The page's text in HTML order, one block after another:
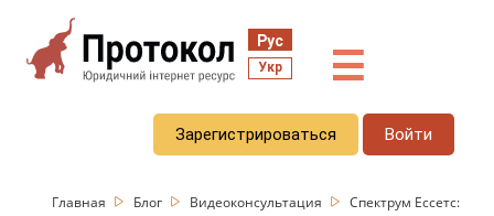
Рус
Укр ☰
Зарегистрироваться Войти
Главная Блог Видеоконсультация
Спектрум Ессетс: